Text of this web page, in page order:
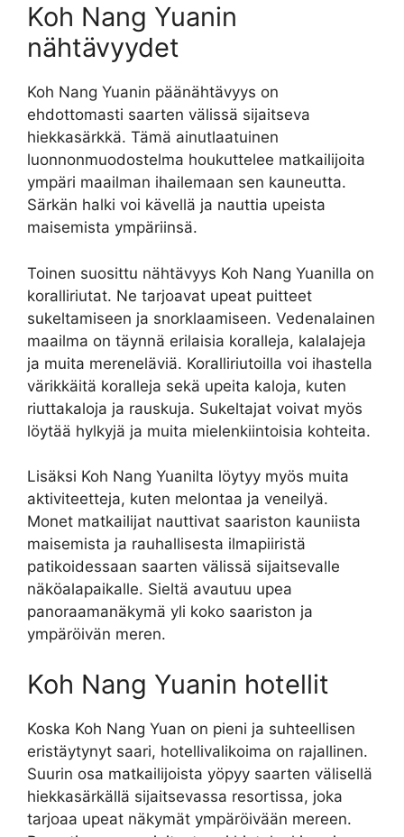
Koh Nang Yuanin
nähtävyydet
Koh Nang Yuanin päänähtävyys on
ehdottomasti saarten välissä sijaitseva
hiekkasärkkä. Tämä ainutlaatuinen
luonnonmuodostelma houkuttelee matkailijoita
ympäri maailman ihailemaan sen kauneutta.
Särkän halki voi kävellä ja nauttia upeista
maisemista ympäriinsä.
Toinen suosittu nähtävyys Koh Nang Yuanilla on
koralliriutat. Ne tarjoavat upeat puitteet
sukeltamiseen ja snorklaamiseen. Vedenalainen
maailma on täynnä erilaisia koralleja, kalalajeja
ja muita mereneläviä. Koralliriutoilla voi ihastella
värikkäitä koralleja sekä upeita kaloja, kuten
riuttakaloja ja rauskuja. Sukeltajat voivat myös
löytää hylkyjä ja muita mielenkiintoisia kohteita.
Lisäksi Koh Nang Yuanilta löytyy myös muita
aktiviteetteja, kuten melontaa ja veneilyä.
Monet matkailijat nauttivat saariston kauniista
maisemista ja rauhallisesta ilmapiiristä
patikoidessaan saarten välissä sijaitsevalle
näköalapaikalle. Sieltä avautuu upea
panoraamanäkymä yli koko saariston ja
ympäröivän meren.
Koh Nang Yuanin hotellit
Koska Koh Nang Yuan on pieni ja suhteellisen
eristäytynyt saari, hotellivalikoima on rajallinen.
Suurin osa matkailijoista yöpyy saarten välisellä
hiekkasärkällä sijaitsevassa resortissa, joka
tarjoaa upeat näkymät ympäröivään mereen.